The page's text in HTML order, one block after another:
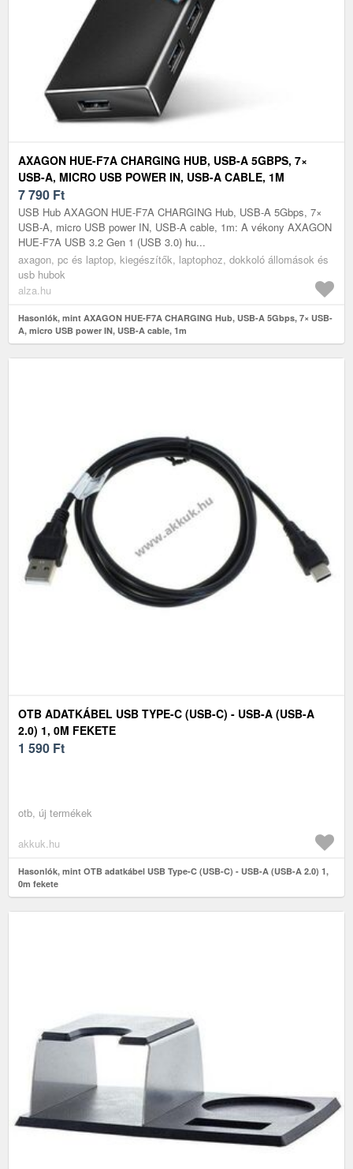
AXAGON HUE-F7A CHARGING HUB, USB-A 5GBPS, 7×
USB-A, MICRO USB POWER IN, USB-A CABLE, 1M
7 790 Ft
USB Hub AXAGON HUE-F7A CHARGING Hub, USB-A 5Gbps, 7×
USB-A, micro USB power IN, USB-A cable, 1m: A vékony AXAGON
HUE-F7A USB 3.2 Gen 1 (USB 3.0) hu...
axagon, pc és laptop, kiegészítők, laptophoz, dokkoló állomások és
usb hubok
alza.hu
Hasonlók, mint AXAGON HUE-F7A CHARGING Hub, USB-A 5Gbps, 7× USB-
A, micro USB power IN, USB-A cable, 1m
OTB ADATKÁBEL USB TYPE-C (USB-C) - USB-A (USB-A
2.0) 1, 0M FEKETE
1 590 Ft
otb, új termékek
akkuk.hu
Hasonlók, mint OTB adatkábel USB Type-C (USB-C) - USB-A (USB-A 2.0) 1,
0m fekete